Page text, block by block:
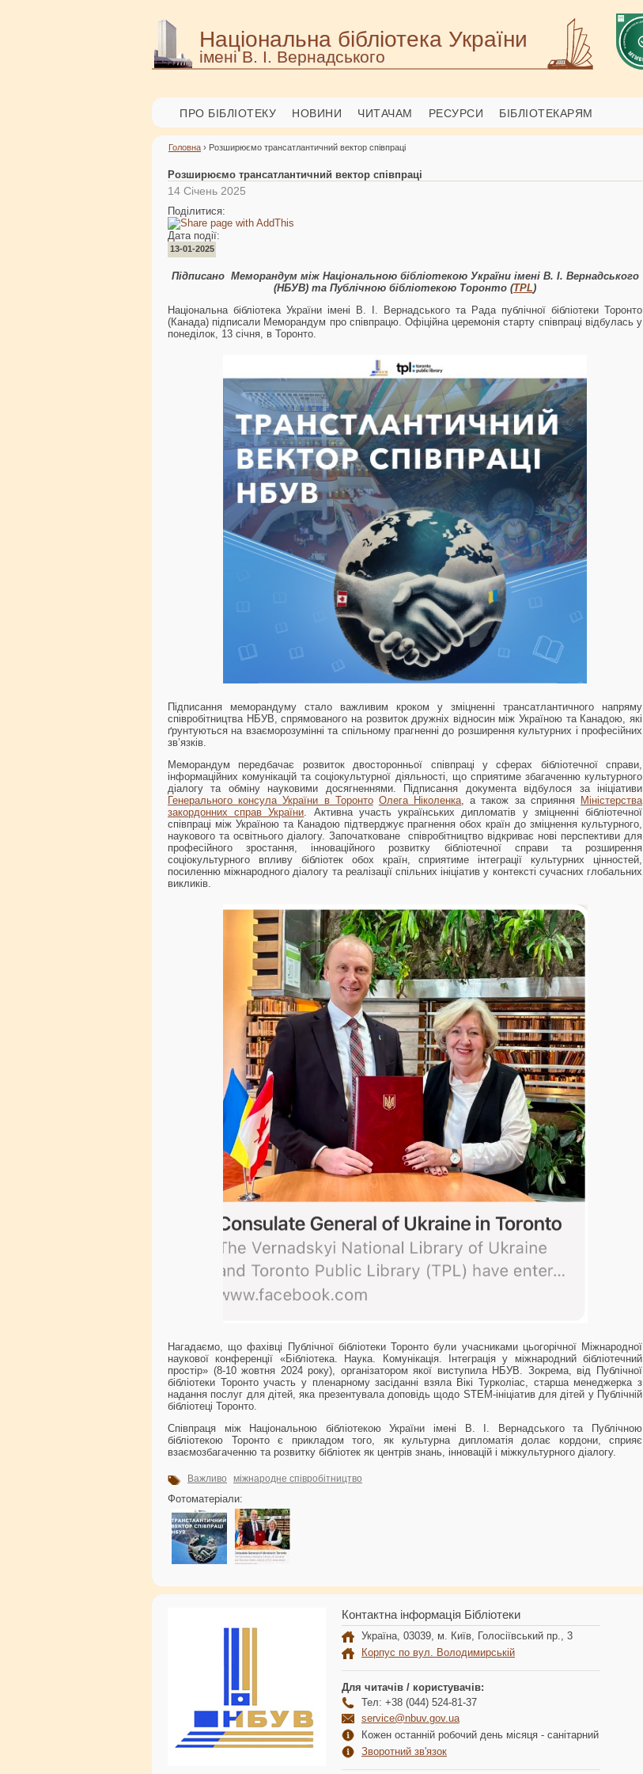
Національна бібліотека України
імені В. І. Вернадського
ПРО БІБЛІОТЕКУ НОВИНИ ЧИТАЧАМ РЕСУРСИ БІБЛІОТЕКАРЯМ
Головна › Розширюємо трансатлантичний вектор співпраці
Розширюємо трансатлантичний вектор співпраці
14 Січень 2025
Поділитися:
Дата події:
13-01-2025
Підписано Меморандум між Національною бібліотекою України імені В. І. Вернадського
(НБУВ) та Публічною бібліотекою Торонто (TPL)
Національна бібліотека України імені В. І. Вернадського та Рада публічної бібліотеки Торонто
(Канада) підписали Меморандум про співпрацю. Офіційна церемонія старту співпраці відбулась у
понеділок, 13 січня, в Торонто.
Підписання меморандуму стало важливим кроком у зміцненні трансатлантичного напряму
співробітництва НБУВ, спрямованого на розвиток дружніх відносин між Україною та Канадою, які
ґрунтуються на взаєморозумінні та спільному прагненні до розширення культурних і професійних
зв’язків.
Меморандум передбачає розвиток двосторонньої співпраці у сферах бібліотечної справи,
інформаційних комунікацій та соціокультурної діяльності, що сприятиме збагаченню культурного
діалогу та обміну науковими досягненнями. Підписання документа відбулося за ініціативи
Генерального консула України в Торонто Олега Ніколенка , а також за сприяння Міністерства
закордонних справ України . Активна участь українських дипломатів у зміцненні бібліотечної
співпраці між Україною та Канадою підтверджує прагнення обох країн до зміцнення культурного,
наукового та освітнього діалогу. Започатковане співробітництво відкриває нові перспективи для
професійного зростання, інноваційного розвитку бібліотечної справи та розширення
соціокультурного впливу бібліотек обох країн, сприятиме інтеграції культурних цінностей,
посиленню міжнародного діалогу та реалізації спільних ініціатив у контексті сучасних глобальних
викликів.
Нагадаємо, що фахівці Публічної бібліотеки Торонто були учасниками цьогорічної Міжнародної
наукової конференції «Бібліотека. Наука. Комунікація. Інтеграція у міжнародний бібліотечний
простір» (8-10 жовтня 2024 року), організатором якої виступила НБУВ. Зокрема, від Публічної
бібліотеки Торонто участь у пленарному засіданні взяла Вікі Турколіас, старша менеджерка з
надання послуг для дітей, яка презентувала доповідь щодо STEM-ініціатив для дітей у Публічній
бібліотеці Торонто.
Співпраця між Національною бібліотекою України імені В. І. Вернадського та Публічною
бібліотекою Торонто є прикладом того, як культурна дипломатія долає кордони, сприяє
взаємозбагаченню та розвитку бібліотек як центрів знань, інновацій і міжкультурного діалогу.
Важливо міжнародне співробітництво
Фотоматеріали:
Контактна інформація Бібліотеки
Україна, 03039, м. Київ, Голосіївський пр., 3
Корпус по вул. Володимирській
Для читачів / користувачів:
Тел: +38 (044) 524-81-37
service@nbuv.gov.ua
Кожен останній робочий день місяця - санітарний
Зворотний зв'язок